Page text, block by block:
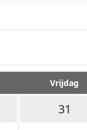
Vrijdag
31